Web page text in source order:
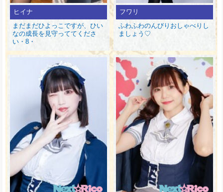
ヒイナ
まだまだひよっこですが、ひい
なの成長を見守っててくださ
い・8・
フワリ
ふわふわのんびりおしゃべりし
ましょう♡